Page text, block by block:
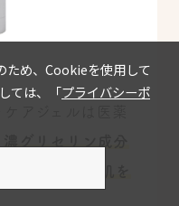
アジェルは医薬
有効成分が肌を